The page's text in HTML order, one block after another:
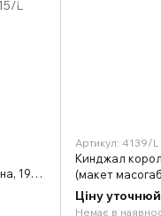
1937
Артикул: 4139/L
Кинджал
(макет
Ціну
Немає в